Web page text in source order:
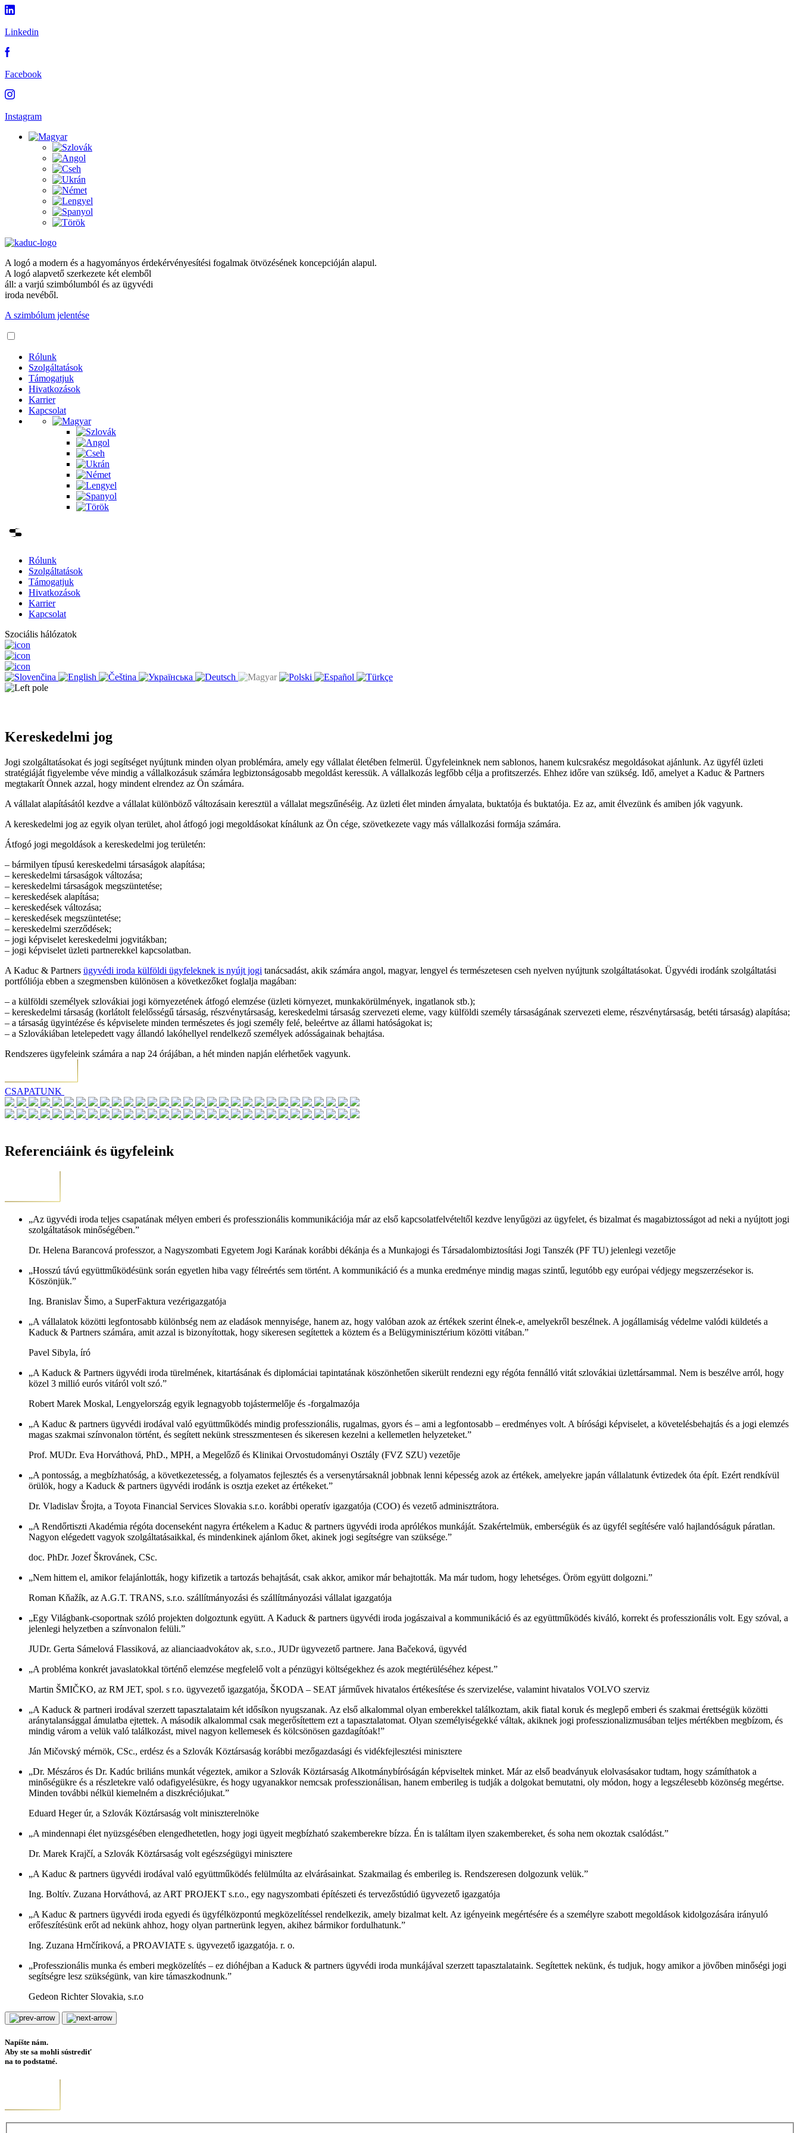
Linkedin
Facebook
Instagram
A logó a modern és a hagyományos érdekérvényesítési fogalmak ötvözésének koncepcióján alapul.
A logó alapvető szerkezete két elemből
áll: a varjú szimbólumból és az ügyvédi
iroda nevéből.
A szimbólum jelentése
Rólunk
Szolgáltatások
Támogatjuk
Hivatkozások
Karrier
Kapcsolat
Rólunk
Szolgáltatások
Támogatjuk
Hivatkozások
Karrier
Kapcsolat
Szociális hálózatok
Kereskedelmi jog
Jogi szolgáltatásokat és jogi segítséget nyújtunk minden olyan problémára, amely egy vállalat életében felmerül. Ügyfeleinknek nem sablonos, hanem kulcsrakész megoldásokat ajánlunk. Az ügyfél üzleti
stratégiáját figyelembe véve mindig a vállalkozásuk számára legbiztonságosabb megoldást keressük. A vállalkozás legfőbb célja a profitszerzés. Ehhez időre van szükség. Idő, amelyet a Kaduc & Partners
megtakarít Önnek azzal, hogy mindent elrendez az Ön számára.
A vállalat alapításától kezdve a vállalat különböző változásain keresztül a vállalat megszűnéséig. Az üzleti élet minden árnyalata, buktatója és buktatója. Ez az, amit élvezünk és amiben jók vagyunk.
A kereskedelmi jog az egyik olyan terület, ahol átfogó jogi megoldásokat kínálunk az Ön cége, szövetkezete vagy más vállalkozási formája számára.
Átfogó jogi megoldások a kereskedelmi jog területén:
– bármilyen típusú kereskedelmi társaságok alapítása;
– kereskedelmi társaságok változása;
– kereskedelmi társaságok megszüntetése;
– kereskedések alapítása;
– kereskedések változása;
– kereskedések megszüntetése;
– kereskedelmi szerződések;
– jogi képviselet kereskedelmi jogvitákban;
– jogi képviselet üzleti partnerekkel kapcsolatban.
A Kaduc & Partners ügyvédi iroda külföldi ügyfeleknek is nyújt jogi tanácsadást, akik számára angol, magyar, lengyel és természetesen cseh nyelven nyújtunk szolgáltatásokat. Ügyvédi irodánk szolgáltatási
portfóliója ebben a szegmensben különösen a következőket foglalja magában:
– a külföldi személyek szlovákiai jogi környezetének átfogó elemzése (üzleti környezet, munkakörülmények, ingatlanok stb.);
– kereskedelmi társaság (korlátolt felelősségű társaság, részvénytársaság, kereskedelmi társaság szervezeti eleme, vagy külföldi személy társaságának szervezeti eleme, részvénytársaság, betéti társaság) alapítása;
– a társaság ügyintézése és képviselete minden természetes és jogi személy felé, beleértve az állami hatóságokat is;
– a Szlovákiában letelepedett vagy állandó lakóhellyel rendelkező személyek adósságainak behajtása.
Rendszeres ügyfeleink számára a nap 24 órájában, a hét minden napján elérhetőek vagyunk.
CSAPATUNK
Referenciáink és ügyfeleink
„Az ügyvédi iroda teljes csapatának mélyen emberi és professzionális kommunikációja már az első kapcsolatfelvételtől kezdve lenyűgözi az ügyfelet, és bizalmat és magabiztosságot ad neki a nyújtott jogi
szolgáltatások minőségében.”
Dr. Helena Barancová professzor, a Nagyszombati Egyetem Jogi Karának korábbi dékánja és a Munkajogi és Társadalombiztosítási Jogi Tanszék (PF TU) jelenlegi vezetője
„Hosszú távú együttműködésünk során egyetlen hiba vagy félreértés sem történt. A kommunikáció és a munka eredménye mindig magas szintű, legutóbb egy európai védjegy megszerzésekor is.
Köszönjük.”
Ing. Branislav Šimo, a SuperFaktura vezérigazgatója
„A vállalatok közötti legfontosabb különbség nem az eladások mennyisége, hanem az, hogy valóban azok az értékek szerint élnek-e, amelyekről beszélnek. A jogállamiság védelme valódi küldetés a
Kaduck & Partners számára, amit azzal is bizonyítottak, hogy sikeresen segítettek a köztem és a Belügyminisztérium közötti vitában.”
Pavel Sibyla, író
„A Kaduck & Partners ügyvédi iroda türelmének, kitartásának és diplomáciai tapintatának köszönhetően sikerült rendezni egy régóta fennálló vitát szlovákiai üzlettársammal. Nem is beszélve arról, hogy
közel 3 millió eurós vitáról volt szó.”
Robert Marek Moskal, Lengyelország egyik legnagyobb tojástermelője és -forgalmazója
„A Kaduc & partners ügyvédi irodával való együttműködés mindig professzionális, rugalmas, gyors és – ami a legfontosabb – eredményes volt. A bírósági képviselet, a követelésbehajtás és a jogi elemzés
magas szakmai színvonalon történt, és segített nekünk stresszmentesen és sikeresen kezelni a kellemetlen helyzeteket.”
Prof. MUDr. Eva Horváthová, PhD., MPH, a Megelőző és Klinikai Orvostudományi Osztály (FVZ SZU) vezetője
„A pontosság, a megbízhatóság, a következetesség, a folyamatos fejlesztés és a versenytársaknál jobbnak lenni képesség azok az értékek, amelyekre japán vállalatunk évtizedek óta épít. Ezért rendkívül
örülök, hogy a Kaduck & partners ügyvédi irodánk is osztja ezeket az értékeket.”
Dr. Vladislav Šrojta, a Toyota Financial Services Slovakia s.r.o. korábbi operatív igazgatója (COO) és vezető adminisztrátora.
„A Rendőrtiszti Akadémia régóta docenseként nagyra értékelem a Kaduc & partners ügyvédi iroda aprólékos munkáját. Szakértelmük, emberségük és az ügyfél segítésére való hajlandóságuk páratlan.
Nagyon elégedett vagyok szolgáltatásaikkal, és mindenkinek ajánlom őket, akinek jogi segítségre van szüksége.”
doc. PhDr. Jozef Škrovánek, CSc.
„Nem hittem el, amikor felajánlották, hogy kifizetik a tartozás behajtását, csak akkor, amikor már behajtották. Ma már tudom, hogy lehetséges. Öröm együtt dolgozni.”
Roman Kňažík, az A.G.T. TRANS, s.r.o. szállítmányozási és szállítmányozási vállalat igazgatója
„Egy Világbank-csoportnak szóló projekten dolgoztunk együtt. A Kaduck & partners ügyvédi iroda jogászaival a kommunikáció és az együttműködés kiváló, korrekt és professzionális volt. Egy szóval, a
jelenlegi helyzetben a színvonalon felüli.”
JUDr. Gerta Sámelová Flassiková, az alianciaadvokátov ak, s.r.o., JUDr ügyvezető partnere. Jana Bačeková, ügyvéd
„A probléma konkrét javaslatokkal történő elemzése megfelelő volt a pénzügyi költségekhez és azok megtérüléséhez képest.”
Martin ŠMIČKO, az RM JET, spol. s r.o. ügyvezető igazgatója, ŠKODA – SEAT járművek hivatalos értékesítése és szervizelése, valamint hivatalos VOLVO szerviz
„A Kaduck & partneri irodával szerzett tapasztalataim két idősíkon nyugszanak. Az első alkalommal olyan emberekkel találkoztam, akik fiatal koruk és meglepő emberi és szakmai érettségük közötti
aránytalansággal ámulatba ejtettek. A második alkalommal csak megerősítettem ezt a tapasztalatomat. Olyan személyiségekké váltak, akiknek jogi professzionalizmusában teljes mértékben megbízom, és
mindig várom a velük való találkozást, mivel nagyon kellemesek és kölcsönösen gazdagítóak!”
Ján Mičovský mérnök, CSc., erdész és a Szlovák Köztársaság korábbi mezőgazdasági és vidékfejlesztési minisztere
„Dr. Mészáros és Dr. Kadúc briliáns munkát végeztek, amikor a Szlovák Köztársaság Alkotmánybíróságán képviseltek minket. Már az első beadványuk elolvasásakor tudtam, hogy számíthatok a
minőségükre és a részletekre való odafigyelésükre, és hogy ugyanakkor nemcsak professzionálisan, hanem emberileg is tudják a dolgokat bemutatni, oly módon, hogy a legszélesebb közönség megértse.
Minden további nélkül kiemelném a diszkréciójukat.”
Eduard Heger úr, a Szlovák Köztársaság volt miniszterelnöke
„A mindennapi élet nyüzsgésében elengedhetetlen, hogy jogi ügyeit megbízható szakemberekre bízza. Én is találtam ilyen szakembereket, és soha nem okoztak csalódást.”
Dr. Marek Krajčí, a Szlovák Köztársaság volt egészségügyi minisztere
„A Kaduc & partners ügyvédi irodával való együttműködés felülmúlta az elvárásainkat. Szakmailag és emberileg is. Rendszeresen dolgozunk velük.”
Ing. Boltív. Zuzana Horváthová, az ART PROJEKT s.r.o., egy nagyszombati építészeti és tervezőstúdió ügyvezető igazgatója
„A Kaduc & partners ügyvédi iroda egyedi és ügyfélközpontú megközelítéssel rendelkezik, amely bizalmat kelt. Az igényeink megértésére és a személyre szabott megoldások kidolgozására irányuló
erőfeszítésünk erőt ad nekünk ahhoz, hogy olyan partnerünk legyen, akihez bármikor fordulhatunk.”
Ing. Zuzana Hrnčíriková, a PROAVIATE s. ügyvezető igazgatója. r. o.
„Professzionális munka és emberi megközelítés – ez dióhéjban a Kaduck & partners ügyvédi iroda munkájával szerzett tapasztalataink. Segítettek nekünk, és tudjuk, hogy amikor a jövőben minőségi jogi
segítségre lesz szükségünk, van kire támaszkodnunk.”
Gedeon Richter Slovakia, s.r.o
Napíšte nám.
Aby ste sa mohli sústrediť
na to podstatné.